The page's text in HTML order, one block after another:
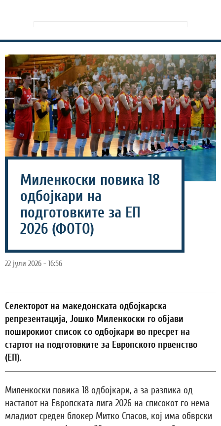
Миленкоски повика 18
одбојкари на
подготовките за ЕП
2026 (ФОТО)
22 јули 2026 - 16:56
Селекторот на македонската одбојкарска
репрезентација, Јошко Миленкоски го објави
поширокиот список со одбојкари во пресрет на
стартот на подготовките за Европското првенство
(ЕП).
Миленкоски повика 18 одбојкари, а за разлика од
настапот на Европската лига 2026 на списокот го нема
младиот среден блокер Митко Спасов, кој има обврски